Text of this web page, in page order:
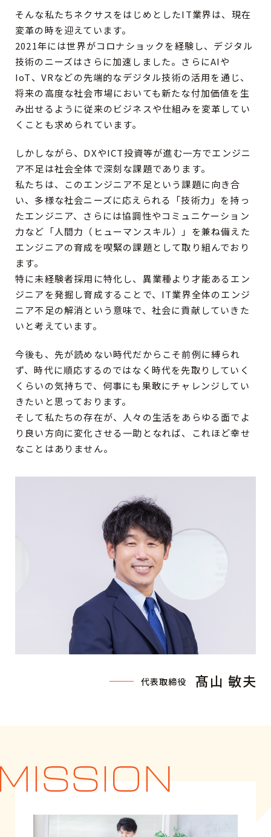
そんな私たちネクサスをはじめとしたIT業界は、現在
変革の時を迎えています。
2021年には世界がコロナショックを経験し、デジタル
技術のニーズはさらに加速しました。さらにAIや
IoT、VRなどの先端的なデジタル技術の活用を通じ、
将来の高度な社会市場においても新たな付加価値を生
み出せるように従来のビジネスや仕組みを変革してい
くことも求められています。
しかしながら、DXやICT投資等が進む一方でエンジニ
ア不足は社会全体で深刻な課題であります。
私たちは、このエンジニア不足という課題に向き合
い、多様な社会ニーズに応えられる「技術力」を持っ
たエンジニア、さらには協調性やコミュニケーション
力など「人間力（ヒューマンスキル）」を兼ね備えた
エンジニアの育成を喫緊の課題として取り組んでおり
ます。
特に未経験者採用に特化し、異業種より才能あるエン
ジニアを発掘し育成することで、IT業界全体のエンジ
ニア不足の解消という意味で、社会に貢献していきた
いと考えています。
今後も、先が読めない時代だからこそ前例に縛られ
ず、時代に順応するのではなく時代を先取りしていく
くらいの気持ちで、何事にも果敢にチャレンジしてい
きたいと思っております。
そして私たちの存在が、人々の生活をあらゆる面でよ
り良い方向に変化させる一助となれば、これほど幸せ
なことはありません。
代表取締役 髙山 敏夫